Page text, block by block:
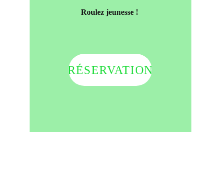
Roulez jeunesse !
RÉSERVATION